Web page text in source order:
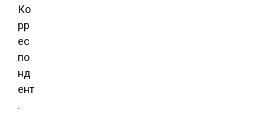
Ко
рр
ес
по
нд
ент
.